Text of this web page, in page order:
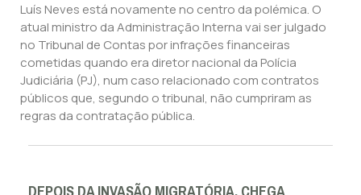
Luís Neves está novamente no centro da polémica. O
atual ministro da Administração Interna vai ser julgado
no Tribunal de Contas por infrações financeiras
cometidas quando era diretor nacional da Polícia
Judiciária (PJ), num caso relacionado com contratos
públicos que, segundo o tribunal, não cumpriram as
regras da contratação pública.